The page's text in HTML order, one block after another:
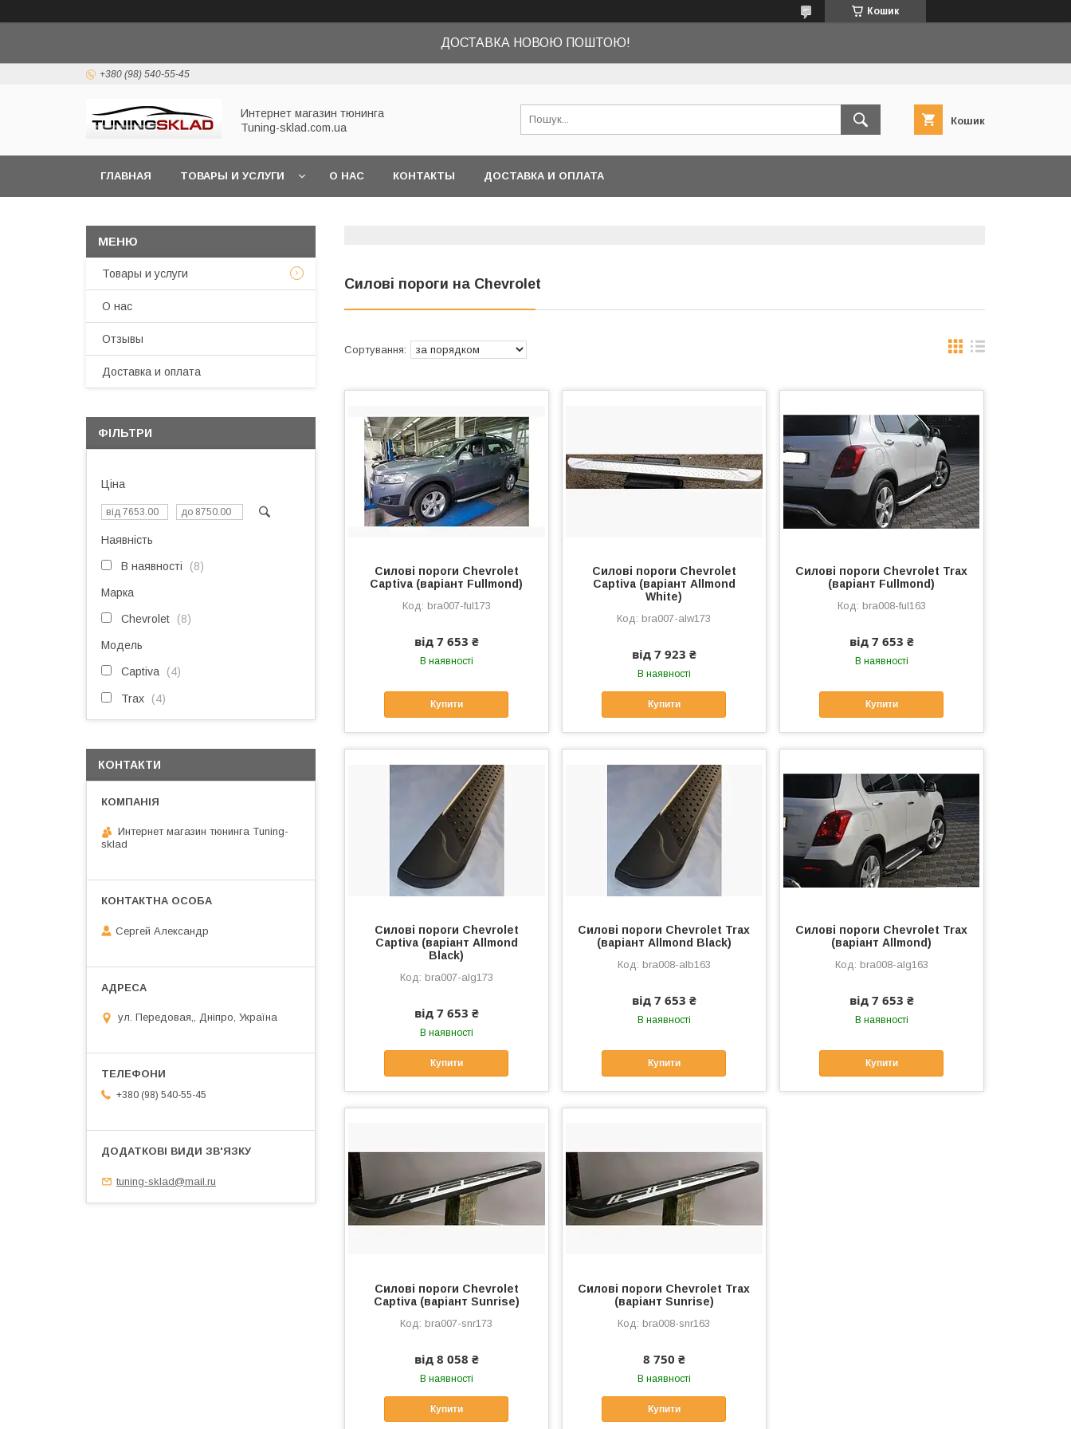
Кошик
ДОСТАВКА НОВОЮ ПОШТОЮ!
+380 (98) 540-55-45
Интернет магазин тюнинга
Tuning-sklad.com.ua
Кошик
ГЛАВНАЯ ТОВАРЫ И УСЛУГИ О НАС КОНТАКТЫ ДОСТАВКА И ОПЛАТА
Силові пороги на Chevrolet
Силові пороги Chevrolet
Captiva (варіант Fullmond)
bra007-ful173
від 7 653 ₴
В наявності
Купити
Силові пороги Chevrolet
Captiva (варіант Allmond
White)
bra007-alw173
від 7 923 ₴
В наявності
Купити
Силові пороги Chevrolet Trax
(варіант Fullmond)
bra008-ful163
від 7 653 ₴
В наявності
Купити
Силові пороги Chevrolet
Captiva (варіант Allmond
Black)
bra007-alg173
від 7 653 ₴
В наявності
Купити
Силові пороги Chevrolet Trax
(варіант Allmond Black)
bra008-alb163
від 7 653 ₴
В наявності
Купити
Силові пороги Chevrolet Trax
(варіант Allmond)
bra008-alg163
від 7 653 ₴
В наявності
Купити
Силові пороги Chevrolet
Captiva (варіант Sunrise)
bra007-snr173
від 8 058 ₴
В наявності
Купити
Силові пороги Chevrolet Trax
(варіант Sunrise)
bra008-snr163
8 750 ₴
В наявності
Купити
Товары и услуги
О нас
Отзывы
Доставка и оплата
ФІЛЬТРИ
Ціна
Наявність
В наявності 8
Марка
Chevrolet 8
Модель
Captiva 4
Trax 4
КОНТАКТИ
Интернет магазин тюнинга Tuning-
sklad
Сергей Александр
ул. Передовая,, Дніпро, Україна
+380 (98) 540-55-45
tuning-sklad@mail.ru